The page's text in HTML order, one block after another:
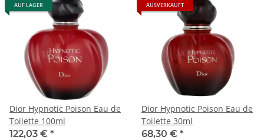
AUF LAGER
Dior Hypnotic Poison Eau de
Toilette 100ml
122,03 € *
AUSVERKAUFT
Dior Hypnotic Poison Eau de
Toilette 30ml
68,30 € *